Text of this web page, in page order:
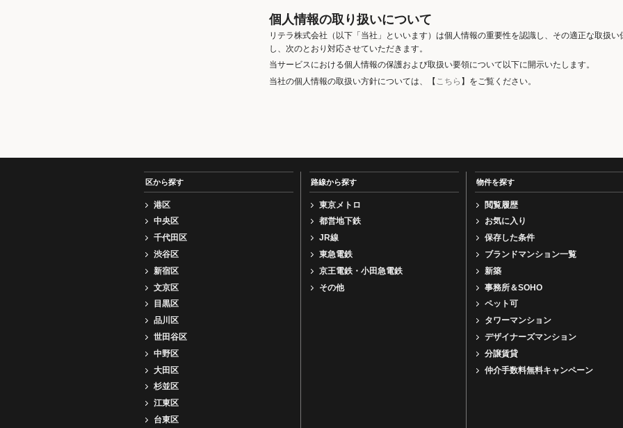
個人情報の取り扱いについて
リテラ株式会社（以下「当社」といいます）は個人情報の重要性を認識し、その適正な取扱い
し、次のとおり対応させていただきます。
当サービスにおける個人情報の保護および取扱い要領について以下に開示いたします。
当社の個人情報の取扱い方針については、【 こちら 】をご覧ください。
区から探す
港区
中央区
千代田区
渋谷区
新宿区
文京区
目黒区
品川区
世田谷区
中野区
大田区
杉並区
江東区
台東区
路線から探す
東京メトロ
都営地下鉄
JR線
東急電鉄
京王電鉄・小田急電鉄
その他
物件を探す
閲覧履歴
お気に入り
保存した条件
ブランドマンション一覧
新築
事務所＆SOHO
ペット可
タワーマンション
デザイナーズマンション
分譲賃貸
仲介手数料無料キャンペーン